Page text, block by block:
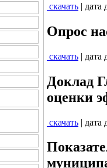
скачать | дата
Опрос
скачать | дата
Доклад
оценки
скачать | дата